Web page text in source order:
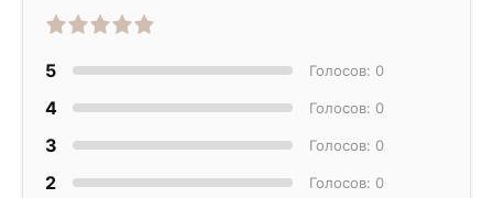
5 Голосов: 0
4 Голосов: 0
3 Голосов: 0
2 Голосов: 0